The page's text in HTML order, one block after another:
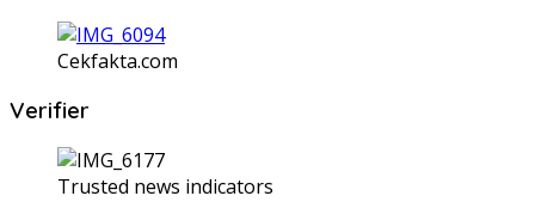
Cekfakta.com
Verifier
Trusted news indicators